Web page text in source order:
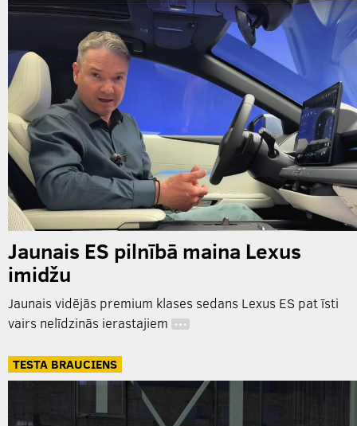
Jaunais ES pilnībā maina Lexus
imidžu
Jaunais vidējās premium klases sedans Lexus ES pat īsti
vairs nelīdzinās ierastajiem …
TESTA BRAUCIENS